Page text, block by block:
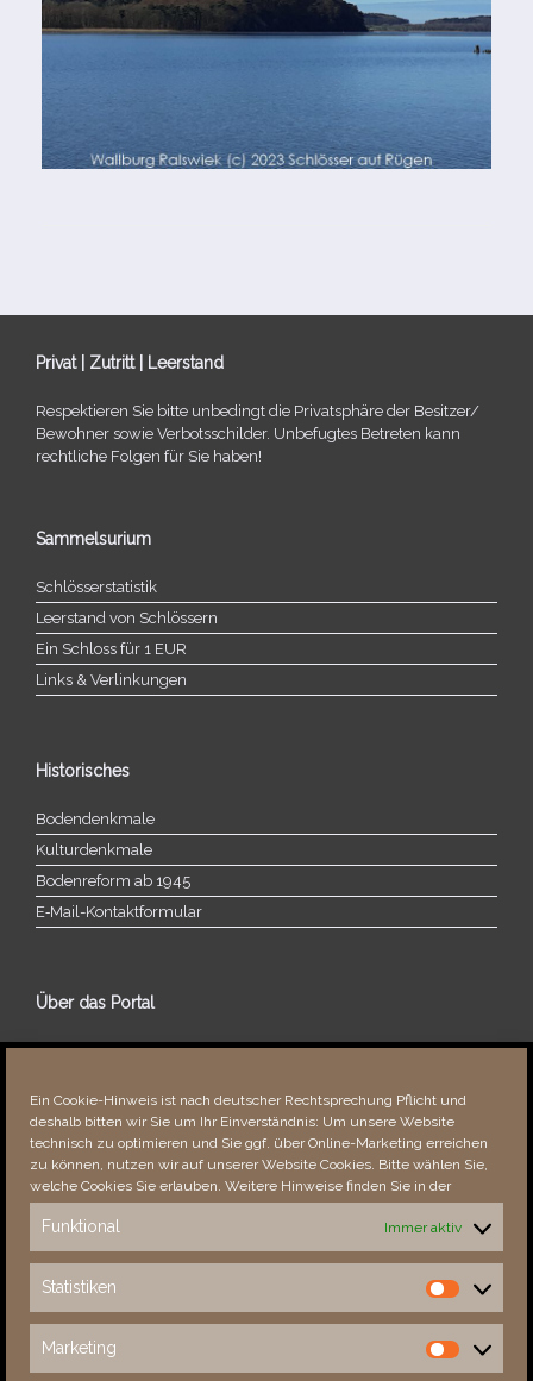
Ein Cookie-Hinweis ist nach deutscher Rechtsprechung Pflicht und
deshalb bitten wir Sie um Ihr Einverständnis: Um unsere Website
technisch zu optimieren und Sie ggf. über Online-Marketing erreichen
zu können, nutzen wir auf unserer Website Cookies. Bitte wählen Sie,
welche Cookies Sie erlauben. Weitere Hinweise finden Sie in der
Funktional Immer aktiv
Statistiken
Statistiken
Marketing
Marketing
Privat | Zutritt | Leerstand
Respektieren Sie bitte unbe­dingt die Privatsphäre der Besitzer/​
Bewohner sowie Verbotsschilder. Unbefugtes Betreten kann
recht­li­che Folgen für Sie haben!
Sammelsurium
Schlösserstatistik
Leerstand von Schlössern
Ein Schloss für 1 EUR
Links & Verlinkungen
Historisches
Bodendenkmale
Kulturdenkmale
Bodenreform ab 1945
E‑Mail-​​Kontaktformular
Über das Portal
Über dieses Portal
Fehler bemerkt?
Besucher seit 08/​2021
This Week
35939